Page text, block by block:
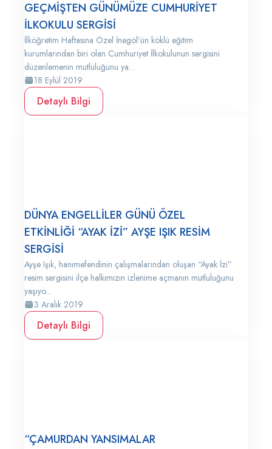
GEÇMİŞTEN GÜNÜMÜZE CUMHURİYET
İLKOKULU SERGİSİ
İlköğretim Haftasına Özel İnegöl’ün köklü eğitim
kurumlarından biri olan Cumhuriyet İlkokulunun sergisini
düzenlemenin mutluluğunu ya...
18 Eylül 2019
Detaylı Bilgi
DÜNYA ENGELLİLER GÜNÜ ÖZEL
ETKİNLİĞİ “AYAK İZİ” AYŞE IŞIK RESİM
SERGİSİ
Ayşe Işık, hanımefendinin çalışmalarından oluşan “Ayak İzi”
resim sergisini ilçe halkımızın izlenime açmanın mutluluğunu
yaşıyo...
3 Aralık 2019
Detaylı Bilgi
“ÇAMURDAN YANSIMALAR